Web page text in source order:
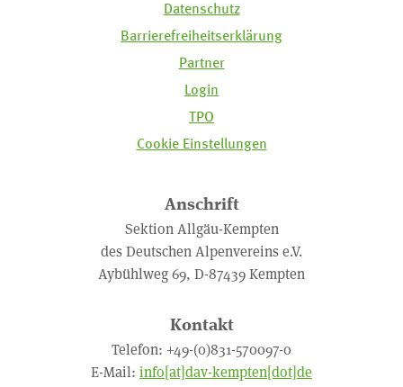
Datenschutz
Barrierefreiheitserklärung
Partner
Login
TPO
Cookie Einstellungen
Anschrift
Sektion Allgäu-Kempten
des Deutschen Alpenvereins e.V.
Aybühlweg 69, D-87439 Kempten
Kontakt
Telefon: +49-(0)831-570097-0
E-Mail: info[at]dav-kempten[dot]de